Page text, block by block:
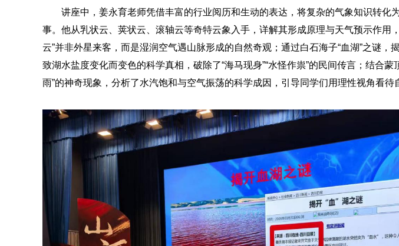
讲座中，姜永育老师凭借丰富的行业阅历和生动的表达，将复杂的气象知识转化
事。他从乳状云、荚状云、滚轴云等奇特云象入手，详解其形成原理与天气预示作用
云”并非外星来客，而是湿润空气遇山脉形成的自然奇观；通过白石海子“血湖”之谜，
致湖水盐度变化而变色的科学真相，破除了“海马现身”“水怪作祟”的民间传言；结合蒙
雨”的神奇现象，分析了水汽饱和与空气振荡的科学成因，引导同学们用理性视角看待